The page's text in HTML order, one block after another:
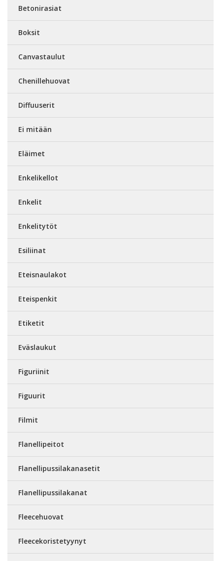
Betonirasiat
Boksit
Canvastaulut
Chenillehuovat
Diffuuserit
Ei mitään
Eläimet
Enkelikellot
Enkelit
Enkelitytöt
Esiliinat
Eteisnaulakot
Eteispenkit
Etiketit
Eväslaukut
Figuriinit
Figuurit
Filmit
Flanellipeitot
Flanellipussilakanasetit
Flanellipussilakanat
Fleecehuovat
Fleecekoristetyynyt